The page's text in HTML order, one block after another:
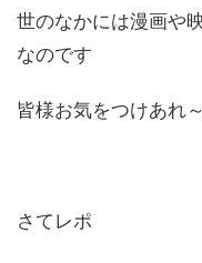
世のなかには漫画や
なのです
皆様お気をつけあれ～
さてレポ